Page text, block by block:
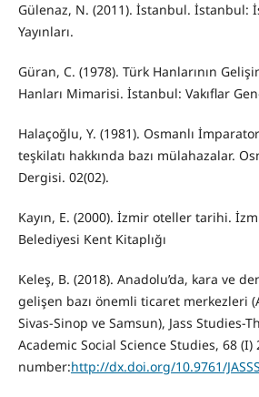
Gülenaz, N. (2011). İstanbul. İstanbul:
Yayınları.
Güran, C. (1978). Türk Hanlarının
Hanları Mimarisi. İstanbul: Vakıflar
Halaçoğlu, Y. (1981). Osmanlı
teşkilatı hakkında bazı mülahazalar.
Dergisi. 02(02).
Kayın, E. (2000). İzmir oteller tarihi.
Belediyesi Kent Kitaplığı
Keleş, B. (2018). Anadolu’da, kara ve
gelişen bazı önemli ticaret merkezleri
Sivas-Sinop ve Samsun), Jass Studies-
Academic Social Science Studies, 68 (I)
number:http://dx.doi.org/10.9761/